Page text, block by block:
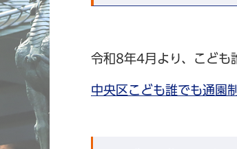
令和8年4月より、こども
中央区こども誰でも通園